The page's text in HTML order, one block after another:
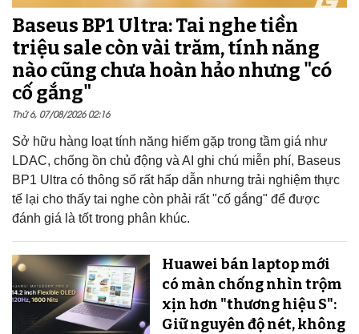
Baseus BP1 Ultra: Tai nghe tiền
triệu sale còn vài trăm, tính năng
nào cũng chưa hoàn hảo nhưng "có
cố gắng"
Thứ 6, 07/08/2026 02:16
Sở hữu hàng loạt tính năng hiếm gặp trong tầm giá như
LDAC, chống ồn chủ động và AI ghi chú miễn phí, Baseus
BP1 Ultra có thông số rất hấp dẫn nhưng trải nghiệm thực
tế lại cho thấy tai nghe còn phải rất "cố gắng" để được
đánh giá là tốt trong phân khúc.
Huawei bán laptop mới
có màn chống nhìn trộm
xịn hơn "thương hiệu S":
Giữ nguyên độ nét, không